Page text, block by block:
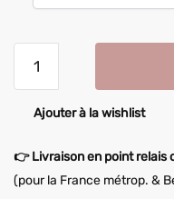
Ajouter à la wishlist
👉 Livraison en point relais
(pour la France métrop. &